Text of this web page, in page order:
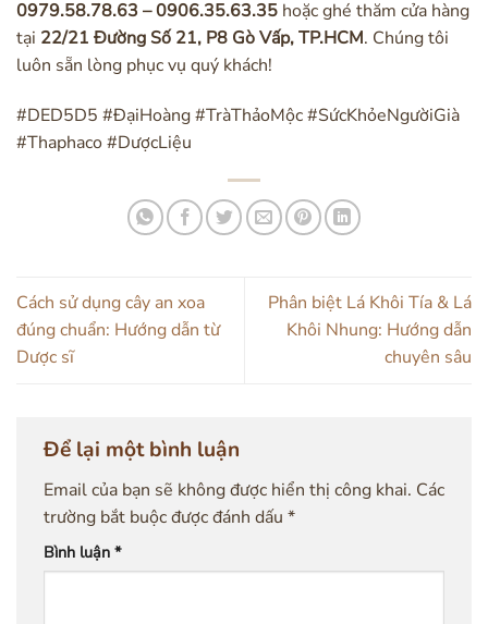
0979.58.78.63 – 0906.35.63.35 hoặc ghé thăm cửa hàng
tại 22/21 Đường Số 21, P8 Gò Vấp, TP.HCM. Chúng tôi
luôn sẵn lòng phục vụ quý khách!
#DED5D5 #ĐạiHoàng #TràThảoMộc #SứcKhỏeNgườiGià
#Thaphaco #DượcLiệu
Cách sử dụng cây an xoa
đúng chuẩn: Hướng dẫn từ
Dược sĩ
Phân biệt Lá Khôi Tía & Lá
Khôi Nhung: Hướng dẫn
chuyên sâu
Để lại một bình luận
Email của bạn sẽ không được hiển thị công khai. Các
trường bắt buộc được đánh dấu *
Bình luận *